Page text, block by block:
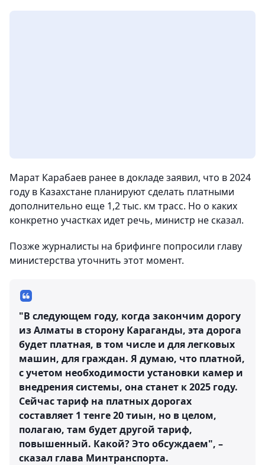
Марат Карабаев ранее в докладе заявил, что в 2024
году в Казахстане планируют сделать платными
дополнительно еще 1,2 тыс. км трасс. Но о каких
конкретно участках идет речь, министр не сказал.
Позже журналисты на брифинге попросили главу
министерства уточнить этот момент.
"В следующем году, когда закончим дорогу
из Алматы в сторону Караганды, эта дорога
будет платная, в том числе и для легковых
машин, для граждан. Я думаю, что платной,
с учетом необходимости установки камер и
внедрения системы, она станет к 2025 году.
Сейчас тариф на платных дорогах
составляет 1 тенге 20 тиын, но в целом,
полагаю, там будет другой тариф,
повышенный. Какой? Это обсуждаем", –
сказал глава Минтранспорта.